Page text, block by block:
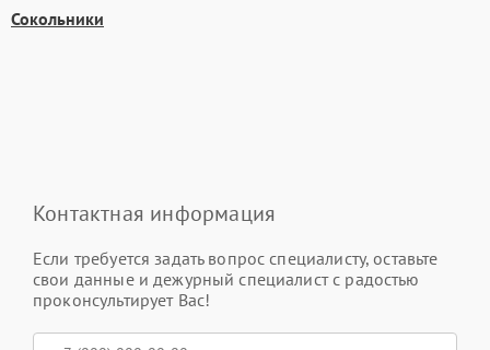
Сокольники
Контактная информация
Если требуется задать вопрос специалисту, оставьте
свои данные и дежурный специалист с радостью
проконсультирует Вас!